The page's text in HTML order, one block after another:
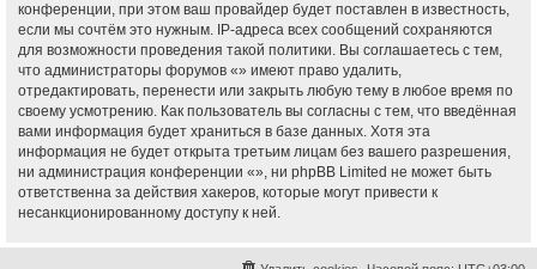
конференции, при этом ваш провайдер будет поставлен в известность,
если мы сочтём это нужным. IP-адреса всех сообщений сохраняются
для возможности проведения такой политики. Вы соглашаетесь с тем,
что администраторы форумов «» имеют право удалить,
отредактировать, перенести или закрыть любую тему в любое время по
своему усмотрению. Как пользователь вы согласны с тем, что введённая
вами информация будет храниться в базе данных. Хотя эта
информация не будет открыта третьим лицам без вашего разрешения,
ни администрация конференции «», ни phpBB Limited не может быть
ответственна за действия хакеров, которые могут привести к
несанкционированному доступу к ней.